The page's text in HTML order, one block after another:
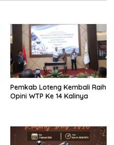
Pemkab Loteng Kembali Raih
Opini WTP Ke 14 Kalinya